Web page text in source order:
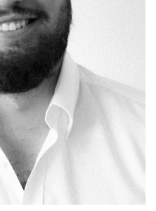
web et 5 ans
2 ans Chef de projet en
pour construire